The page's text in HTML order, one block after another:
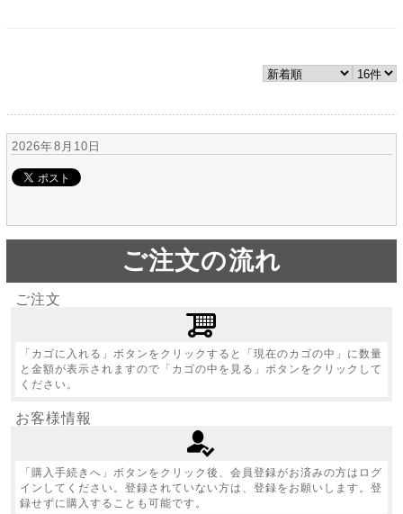
2026年8月10日
ご注文の流れ
ご注文
「カゴに入れる」ボタンをクリックすると「現在のカゴの中」に数量
と金額が表示されますので「カゴの中を見る」ボタンをクリックして
ください。
お客様情報
「購入手続きへ」ボタンをクリック後、会員登録がお済みの方はログ
インしてください。登録されていない方は、登録をお願いします。登
録せずに購入することも可能です。